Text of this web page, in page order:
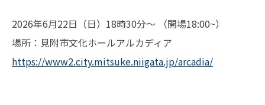
19
日
by
2026年6月22日（日）18時30分〜 （開場18:00~）
場所：見附市文化ホールアルカディア
https://www2.city.mitsuke.niigata.jp/arcadia/